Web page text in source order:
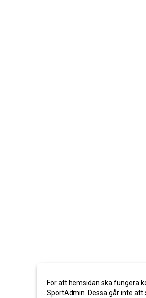
För att hemsidan ska fungera
SportAdmin. Dessa går inte att